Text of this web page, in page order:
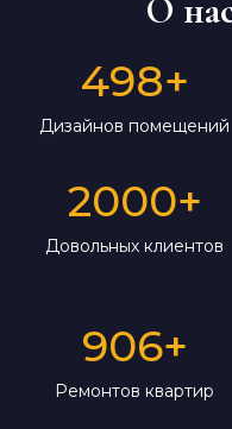
О
498+
Дизайнов помещений
2000+
Довольных клиентов
906+
Ремонтов квартир